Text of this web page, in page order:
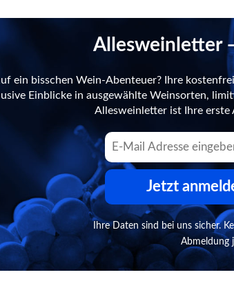
Allesweinletter
ein bisschen Wein-Abenteuer? Ihre
Einblicke in ausgewählte Weinsorten,
Allesweinletter ist Ihre erste
Jetzt
Ihre Daten sind bei uns sicher.
Abmeldung